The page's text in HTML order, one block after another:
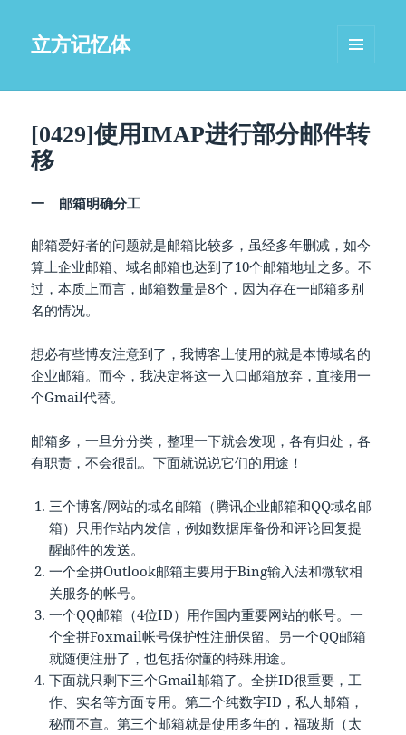
立方记忆体
挂件
[0429]使用IMAP进行部分邮件转
移
一 邮箱明确分工
邮箱爱好者的问题就是邮箱比较多，虽经多年删减，如今
算上企业邮箱、域名邮箱也达到了10个邮箱地址之多。不
过，本质上而言，邮箱数量是8个，因为存在一邮箱多别
名的情况。
想必有些博友注意到了，我博客上使用的就是本博域名的
企业邮箱。而今，我决定将这一入口邮箱放弃，直接用一
个Gmail代替。
邮箱多，一旦分分类，整理一下就会发现，各有归处，各
有职责，不会很乱。下面就说说它们的用途！
三个博客/网站的域名邮箱（腾讯企业邮箱和QQ域名邮
箱）只用作站内发信，例如数据库备份和评论回复提
醒邮件的发送。
一个全拼Outlook邮箱主要用于Bing输入法和微软相
关服务的帐号。
一个QQ邮箱（4位ID）用作国内重要网站的帐号。一
个全拼Foxmail帐号保护性注册保留。另一个QQ邮箱
就随便注册了，也包括你懂的特殊用途。
下面就只剩下三个Gmail邮箱了。全拼ID很重要，工
作、实名等方面专用。第二个纯数字ID，私人邮箱，
秘而不宣。第三个邮箱就是使用多年的，福玻斯（太